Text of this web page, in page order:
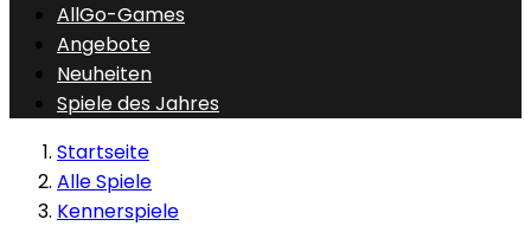
AllGo-Games
Angebote
Neuheiten
Spiele des Jahres
Startseite
Alle Spiele
Kennerspiele